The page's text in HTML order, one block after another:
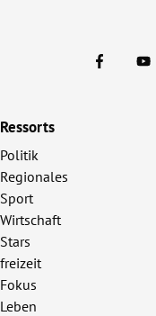
Ressorts
Politik
Regionales
Sport
Wirtschaft
Stars
freizeit
Fokus
Leben